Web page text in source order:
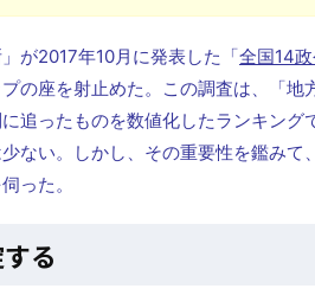
が2017年10月に発表した「全国14
の座を射止めた。この調査は、「地
追ったものを数値化したランキン
ない。しかし、その重要性を鑑み
った。
る